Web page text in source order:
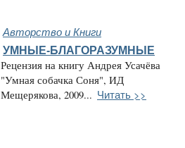
Авторство и Книги
УМНЫЕ-БЛАГОРАЗУМНЫЕ
Рецензия на книгу Андрея Усачёва
"Умная собачка Соня", ИД
Мещерякова, 2009... Читать >>